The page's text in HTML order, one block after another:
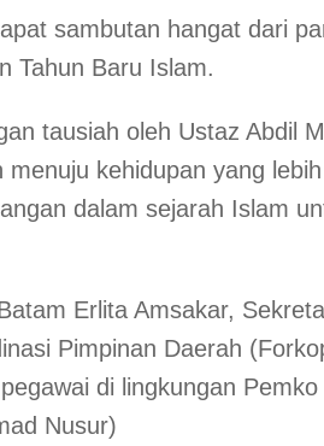
sambutan hangat dari
Tahun Baru Islam.
tausiah oleh Ustaz Abdil
kehidupan yang
dalam sejarah Islam
Erlita Amsakar,
Pimpinan Daerah
di lingkungan
Nusur)